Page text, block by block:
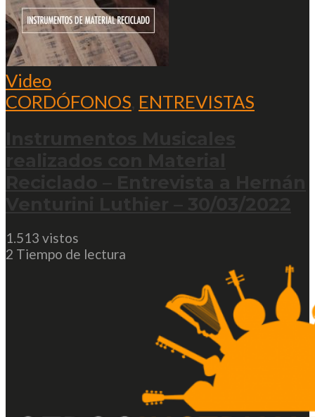
Video
CORDÓFONOS ENTREVISTAS
1.513 vistos
2 Tiempo de lectura